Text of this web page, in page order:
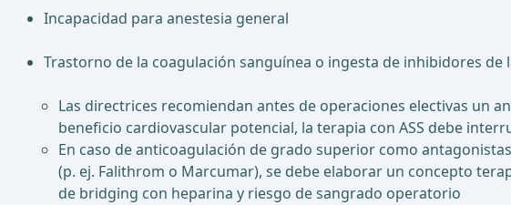
Incapacidad para anestesia general
Trastorno de la coagulación sanguínea o ingesta de inhibidores de
Las directrices recomiendan antes de operaciones electivas un
beneficio cardiovascular potencial, la terapia con ASS debe
En caso de anticoagulación de grado superior como
(p. ej. Falithrom o Marcumar), se debe elaborar un concepto
de bridging con heparina y riesgo de sangrado operatorio